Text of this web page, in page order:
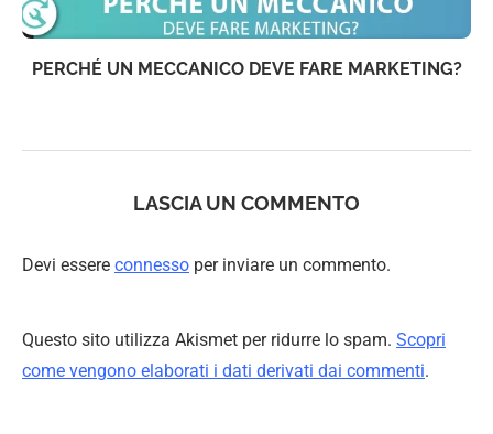
PERCHÉ UN MECCANICO DEVE FARE MARKETING?
LASCIA UN COMMENTO
Devi essere connesso per inviare un commento.
Questo sito utilizza Akismet per ridurre lo spam. Scopri
come vengono elaborati i dati derivati dai commenti.